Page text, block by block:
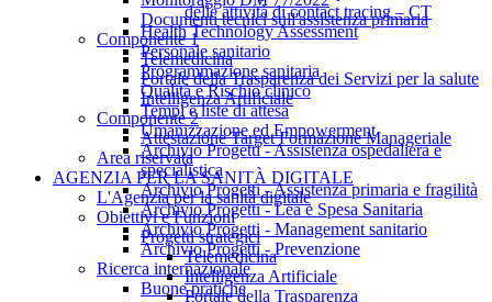
Documenti tecnici sull'assistenza primaria
Componente 1
Telemedicina
Portale della Trasparenza dei Servizi per la salute
Intelligenza Artificiale
Componente 2
Attestazione Target Formazione Manageriale
Area riservata
AGENZIA PER LA SANITÀ DIGITALE
L'Agenzia per la sanità digitale
Obiettivi e Funzioni
Progetti strategici
Telemedicina
Intelligenza Artificiale
Portale della Trasparenza
delle attività di contact tracing – CT
Health Technology Assessment
Personale sanitario
Programmazione sanitaria
Qualità e Rischio clinico
Tempi e liste di attesa
Umanizzazione ed Empowerment
Archivio Progetti - Assistenza ospedaliera e
specialistica
Archivio Progetti - Assistenza primaria e fragilità
Archivio Progetti - Lea e Spesa Sanitaria
Archivio Progetti - Management sanitario
Archivio Progetti - Prevenzione
Ricerca internazionale
Buone pratiche